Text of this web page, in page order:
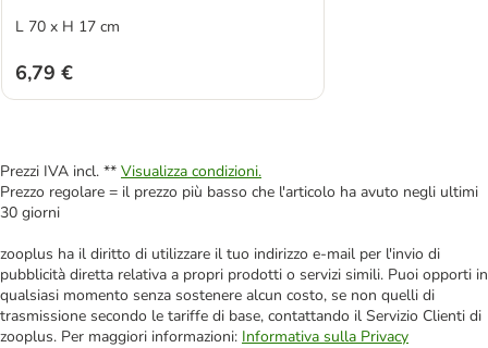
L 70 x H 17 cm
6,79 €
Prezzi IVA incl. ** Visualizza condizioni.
Prezzo regolare = il prezzo più basso che l'articolo ha avuto negli ultimi
30 giorni
zooplus ha il diritto di utilizzare il tuo indirizzo e-mail per l'invio di
pubblicità diretta relativa a propri prodotti o servizi simili. Puoi opporti in
qualsiasi momento senza sostenere alcun costo, se non quelli di
trasmissione secondo le tariffe di base, contattando il Servizio Clienti di
zooplus. Per maggiori informazioni: Informativa sulla Privacy